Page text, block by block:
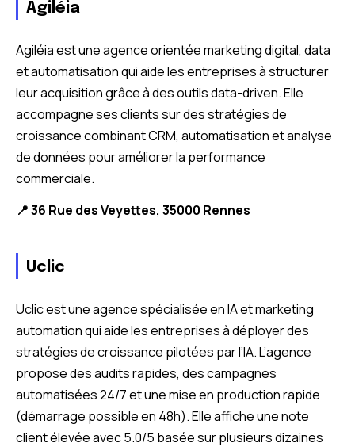
Agiléia
Agiléia est une agence orientée marketing digital, data
et automatisation qui aide les entreprises à structurer
leur acquisition grâce à des outils data-driven. Elle
accompagne ses clients sur des stratégies de
croissance combinant CRM, automatisation et analyse
de données pour améliorer la performance
commerciale.
📍 36 Rue des Veyettes, 35000 Rennes
Uclic
Uclic est une agence spécialisée en IA et marketing
automation qui aide les entreprises à déployer des
stratégies de croissance pilotées par l’IA. L’agence
propose des audits rapides, des campagnes
automatisées 24/7 et une mise en production rapide
(démarrage possible en 48h). Elle affiche une note
client élevée avec 5.0/5 basée sur plusieurs dizaines